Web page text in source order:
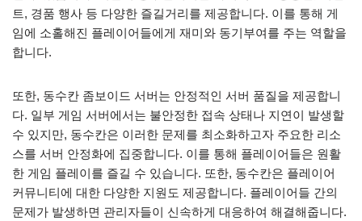
트, 경품 행사 등 다양한 즐길거리를 제공합니다. 이를 통해 게
임에 소홀해진 플레이어들에게 재미와 동기부여를 주는 역할을
합니다.
또한, 동수칸 좀보이드 서버는 안정적인 서버 품질을 제공합니
다. 일부 게임 서버에서는 불안정한 접속 상태나 지연이 발생할
수 있지만, 동수칸은 이러한 문제를 최소화하고자 주요한 리소
스를 서버 안정화에 집중합니다. 이를 통해 플레이어들은 원활
한 게임 플레이를 즐길 수 있습니다. 또한, 동수칸은 플레이어
커뮤니티에 대한 다양한 지원도 제공합니다. 플레이어들 간의
문제가 발생하면 관리자들이 신속하게 대응하여 해결해줍니다.